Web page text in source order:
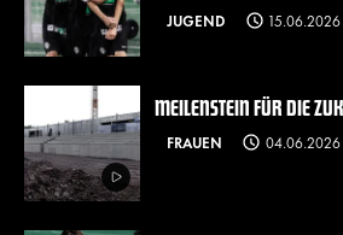
JUGEND 15.06.2026
MEILENSTEIN FÜR DIE
FRAUEN 04.06.2026